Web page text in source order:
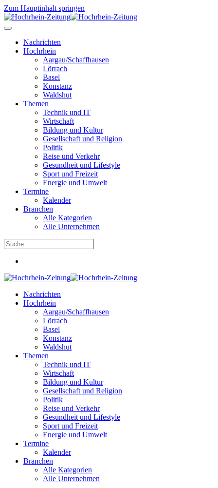
Zum Hauptinhalt springen
Nachrichten
Hochrhein
Aargau/Schaffhausen
Lörrach
Basel
Konstanz
Waldshut
Themen
Technik und IT
Wirtschaft
Bildung und Kultur
Gesellschaft und Religion
Politik
Reise und Verkehr
Gesundheit und Lifestyle
Sport und Freizeit
Energie und Umwelt
Termine
Kalender
Branchen
Alle Kategorien
Alle Unternehmen
Nachrichten
Hochrhein
Aargau/Schaffhausen
Lörrach
Basel
Konstanz
Waldshut
Themen
Technik und IT
Wirtschaft
Bildung und Kultur
Gesellschaft und Religion
Politik
Reise und Verkehr
Gesundheit und Lifestyle
Sport und Freizeit
Energie und Umwelt
Termine
Kalender
Branchen
Alle Kategorien
Alle Unternehmen